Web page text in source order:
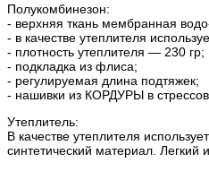
Полукомбинезон:
- верхняя ткань мембранная
- в качестве утеплителя
- плотность утеплителя — 230 гр;
- подкладка из флиса;
- регулируемая длина подтяжек;
- нашивки из КОРДУРЫ в
Утеплитель:
В качестве утеплителя
синтетический материал. Легкий